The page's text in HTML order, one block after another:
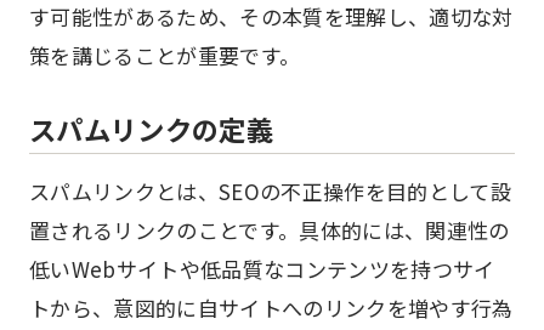
す可能性があるため、その本質を理解し、適切な対
策を講じることが重要です。
スパムリンクの定義
スパムリンクとは、SEOの不正操作を目的として設
置されるリンクのことです。具体的には、関連性の
低いWebサイトや低品質なコンテンツを持つサイ
トから、意図的に自サイトへのリンクを増やす行為